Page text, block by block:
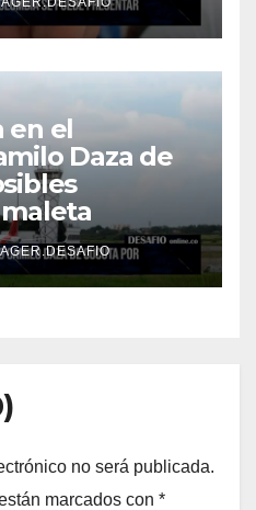
en el
Daza de
no será publicada.
marcados con *